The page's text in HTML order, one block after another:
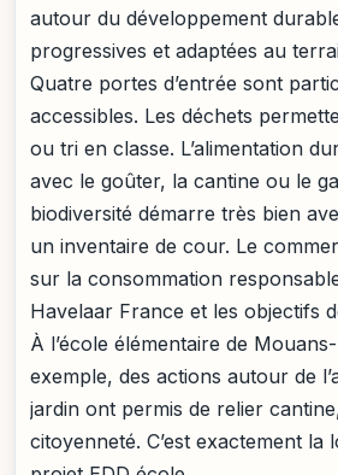
autour du développement
progressives et adaptées au
Quatre portes d’entrée sont
accessibles. Les déchets
ou tri en classe. L’alimentation
avec le goûter, la cantine ou le
biodiversité démarre très bien
un inventaire de cour. Le
sur la consommation
Havelaar France et les objectifs
À l’école élémentaire de
exemple, des actions autour de
jardin ont permis de relier
citoyenneté. C’est exactement la